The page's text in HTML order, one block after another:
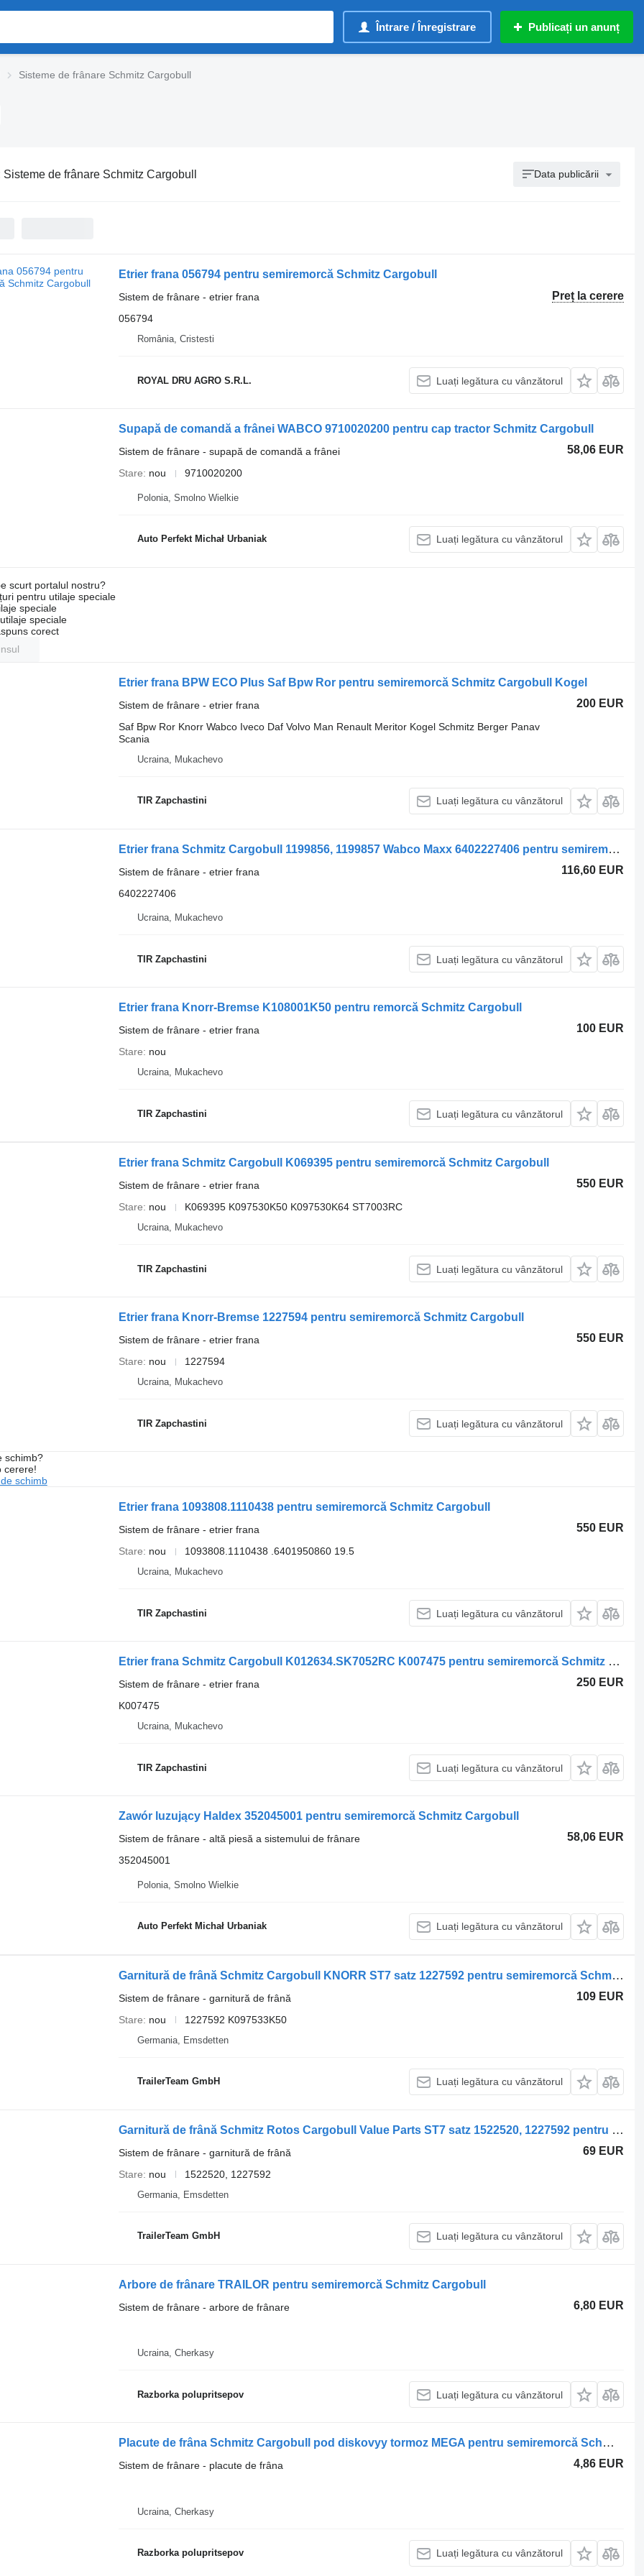
Întrare / Înregistrare Publicați un anunț
Sisteme de frânare Schmitz Cargobull
Sisteme de frânare Schmitz Cargobull Data publicării
Etrier frana 056794 pentru semiremorcă Schmitz Cargobull
Preț la cerere
Sistem de frânare - etrier frana
056794
România, Cristesti
ROYAL DRU AGRO S.R.L. Luați legătura cu vânzătorul
Supapă de comandă a frânei WABCO 9710020200 pentru cap tractor Schmitz Cargobull
58,06 EUR
Sistem de frânare - supapă de comandă a frânei
Stare
nou 9710020200
Polonia, Smolno Wielkie
Auto Perfekt Michał Urbaniak Luați legătura cu vânzătorul
scurt portalul nostru?
pentru utilaje speciale
speciale
speciale
corect
Etrier frana BPW ECO Plus Saf Bpw Ror pentru semiremorcă Schmitz Cargobull Kogel
200 EUR
Sistem de frânare - etrier frana
Saf Bpw Ror Knorr Wabco Iveco Daf Volvo Man Renault Meritor Kogel Schmitz Berger Panav
Scania
Ucraina, Mukachevo
TIR Zapchastini Luați legătura cu vânzătorul
Etrier frana Schmitz Cargobull 1199856, 1199857 Wabco Maxx 6402227406 pentru semiremorcă Schmitz Cargobull
116,60 EUR
Sistem de frânare - etrier frana
6402227406
Ucraina, Mukachevo
TIR Zapchastini Luați legătura cu vânzătorul
Etrier frana Knorr-Bremse K108001K50 pentru remorcă Schmitz Cargobull
100 EUR
Sistem de frânare - etrier frana
Stare
nou
Ucraina, Mukachevo
TIR Zapchastini Luați legătura cu vânzătorul
Etrier frana Schmitz Cargobull K069395 pentru semiremorcă Schmitz Cargobull
550 EUR
Sistem de frânare - etrier frana
Stare
nou K069395 K097530K50 K097530K64 ST7003RC
Ucraina, Mukachevo
TIR Zapchastini Luați legătura cu vânzătorul
Etrier frana Knorr-Bremse 1227594 pentru semiremorcă Schmitz Cargobull
550 EUR
Sistem de frânare - etrier frana
Stare
nou 1227594
Ucraina, Mukachevo
TIR Zapchastini Luați legătura cu vânzătorul
schimb?
cerere!
schimb
Etrier frana 1093808.1110438 pentru semiremorcă Schmitz Cargobull
550 EUR
Sistem de frânare - etrier frana
Stare
nou 1093808.1110438 .6401950860 19.5
Ucraina, Mukachevo
TIR Zapchastini Luați legătura cu vânzătorul
Etrier frana Schmitz Cargobull K012634.SK7052RC K007475 pentru semiremorcă Schmitz Cargobull
250 EUR
Sistem de frânare - etrier frana
K007475
Ucraina, Mukachevo
TIR Zapchastini Luați legătura cu vânzătorul
Zawór luzujący Haldex 352045001 pentru semiremorcă Schmitz Cargobull
58,06 EUR
Sistem de frânare - altă piesă a sistemului de frânare
352045001
Polonia, Smolno Wielkie
Auto Perfekt Michał Urbaniak Luați legătura cu vânzătorul
Garnitură de frână Schmitz Cargobull KNORR ST7 satz 1227592 pentru semiremorcă Schmitz Cargobull
109 EUR
Sistem de frânare - garnitură de frână
Stare
nou 1227592 K097533K50
Germania, Emsdetten
TrailerTeam GmbH Luați legătura cu vânzătorul
Garnitură de frână Schmitz Rotos Cargobull Value Parts ST7 satz 1522520, 1227592 pentru semiremorcă Schmitz Cargobull
69 EUR
Sistem de frânare - garnitură de frână
Stare
nou 1522520, 1227592
Germania, Emsdetten
TrailerTeam GmbH Luați legătura cu vânzătorul
Arbore de frânare TRAILOR pentru semiremorcă Schmitz Cargobull
6,80 EUR
Sistem de frânare - arbore de frânare
Ucraina, Cherkasy
Razborka polupritsepov Luați legătura cu vânzătorul
Placute de frâna Schmitz Cargobull pod diskovyy tormoz MEGA pentru semiremorcă Schmitz Cargobull Schwarzmüller, Fruehauf, Kögel, Vanhool, Samro, Krone
4,86 EUR
Sistem de frânare - placute de frâna
Ucraina, Cherkasy
Razborka polupritsepov Luați legătura cu vânzătorul